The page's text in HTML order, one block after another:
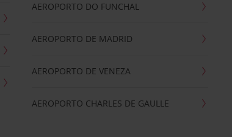
AEROPORTO DO FUNCHAL
AEROPORTO DE MADRID
AEROPORTO DE VENEZA
AEROPORTO CHARLES DE GAULLE